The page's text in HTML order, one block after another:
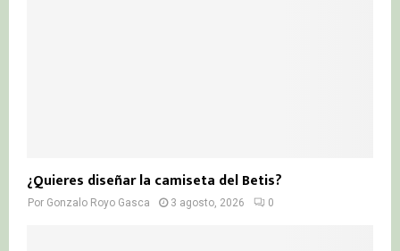
¿Quieres diseñar la camiseta del Betis?
Por Gonzalo Royo Gasca 3 agosto, 2026 0